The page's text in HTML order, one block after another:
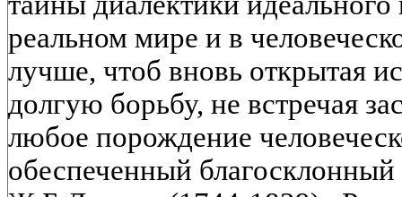
реальном мире и в
лучше, чтоб вновь открытая
долгую борьбу, не встречая
любое порождение
обеспеченный